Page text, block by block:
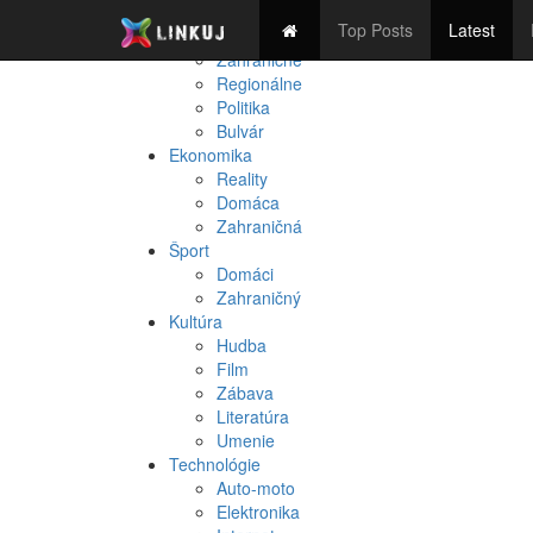
Top Posts Latest
Domáce
Zahraničné
Regionálne
Politika
Bulvár
Ekonomika
Reality
Domáca
Zahraničná
Šport
Domáci
Zahraničný
Kultúra
Hudba
Film
Zábava
Literatúra
Umenie
Technológie
Auto-moto
Elektronika